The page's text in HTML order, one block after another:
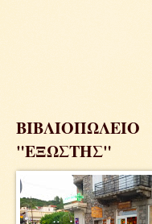
ΒΙΒΛΙΟΠΩΛΕΙΟ
"ΕΞΩΣΤΗΣ"